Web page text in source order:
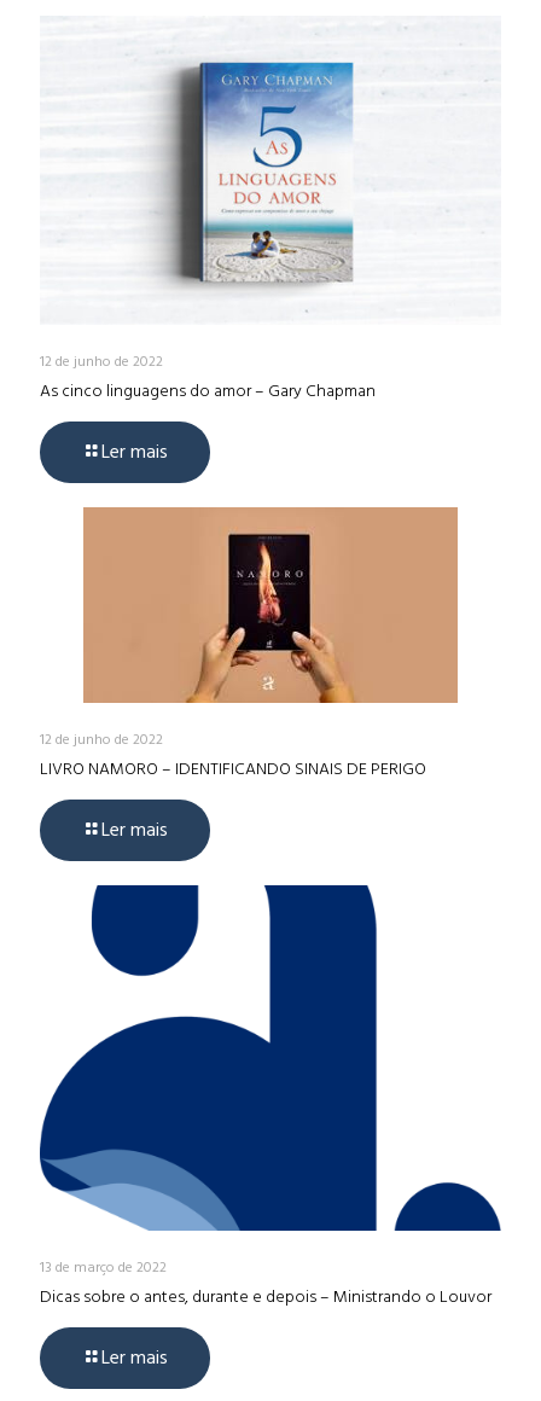
12 de junho de 2022
As cinco linguagens do amor – Gary Chapman
Ler mais
12 de junho de 2022
LIVRO NAMORO – IDENTIFICANDO SINAIS DE PERIGO
Ler mais
13 de março de 2022
Dicas sobre o antes, durante e depois – Ministrando o Louvor
Ler mais